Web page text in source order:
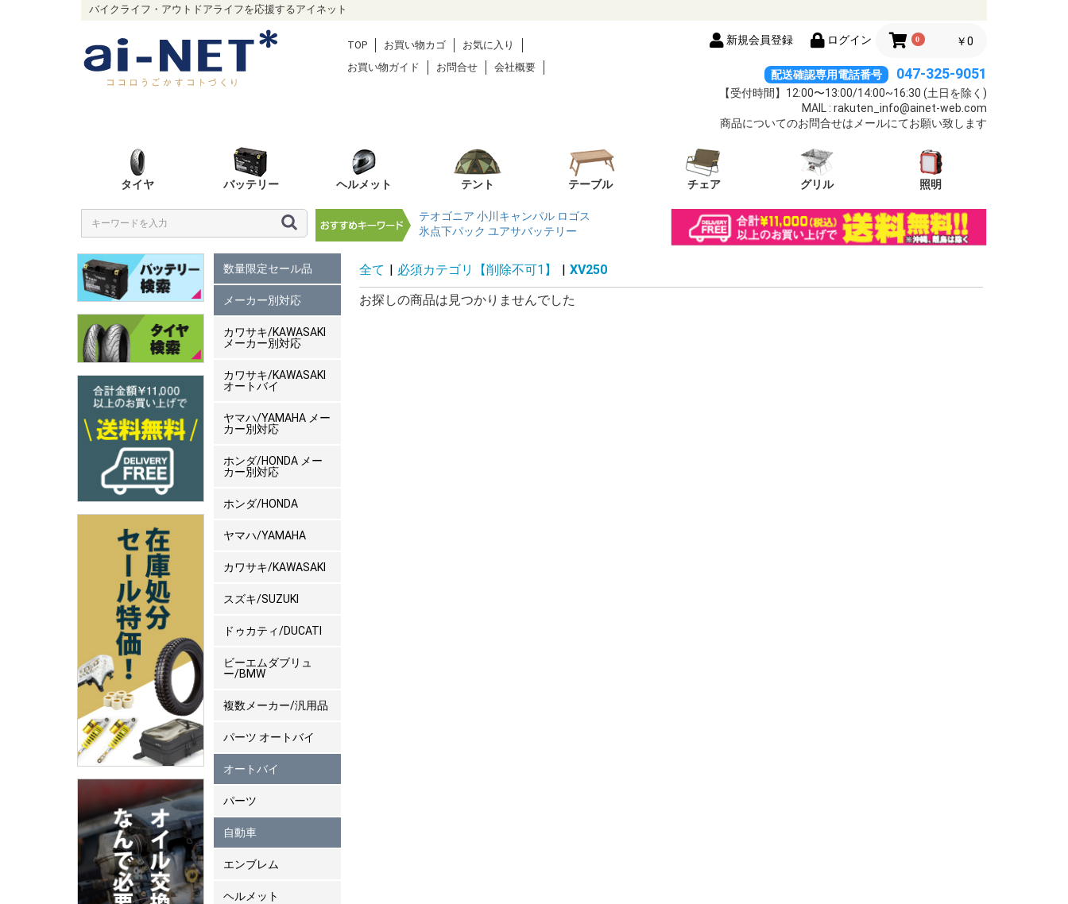
バイクライフ・アウトドアライフを応援するアイネット
TOP お買い物カゴ
お気に入り
お買い物ガイド
お問合せ 会社概要
0 ￥0
新規会員登録 ログイン
配送確認専用電話番号 047-325-9051
【受付時間】12:00〜13:00/14:00~16:30 (土日を除く)
MAIL : rakuten_info@ainet-web.com
商品についてのお問合せはメールにてお願い致します
タイヤ バッテリー ヘルメット テント テーブル チェア グリル 照明
テオゴニア 小川キャンパル ロゴス
氷点下パック ユアサバッテリー
数量限定セール品
メーカー別対応
カワサキ/KAWASAKI
メーカー別対応
カワサキ/KAWASAKI
オートバイ
ヤマハ/YAMAHA メー
カー別対応
ホンダ/HONDA メー
カー別対応
ホンダ/HONDA
ヤマハ/YAMAHA
カワサキ/KAWASAKI
スズキ/SUZUKI
ドゥカティ/DUCATI
ビーエムダブリュ
ー/BMW
複数メーカー/汎用品
パーツ オートバイ
オートバイ
パーツ
自動車
エンブレム
ヘルメット
全て 必須カテゴリ【削除不可1】
XV250
お探しの商品は見つかりませんでした